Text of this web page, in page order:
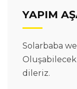
YAPIM
Solarbaba
dileriz.